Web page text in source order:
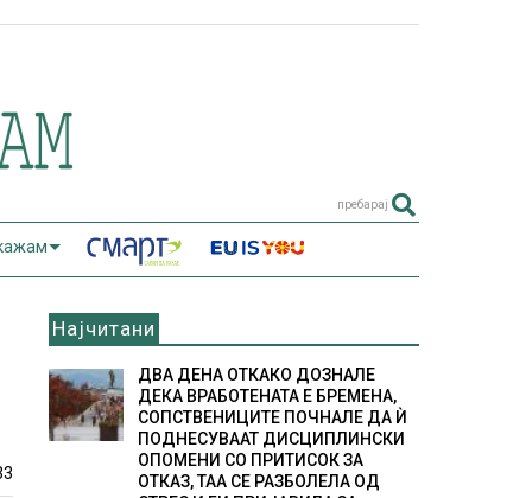
пребарај
Најчитани
ДВА ДЕНА ОТКАКО ДОЗНАЛЕ
ДЕКА ВРАБОТЕНАТА Е БРЕМЕНА,
СОПСТВЕНИЦИТЕ ПОЧНАЛЕ ДА Ѝ
ПОДНЕСУВААТ ДИСЦИПЛИНСКИ
ОПОМЕНИ СО ПРИТИСОК ЗА
ОТКАЗ, ТАА СЕ РАЗБОЛЕЛА ОД